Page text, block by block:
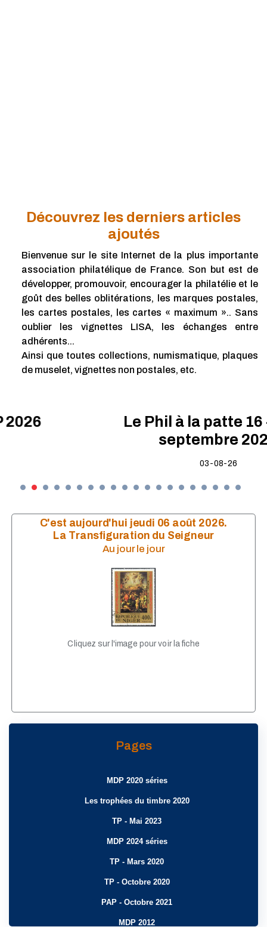
Découvrez les derniers articles
ajoutés
Bienvenue sur le site Internet de la plus importante
association philatélique de France. Son but est de
développer, promouvoir, encourager la philatélie et le
goût des belles oblitérations, les marques postales,
les cartes postales, les cartes « maximum ».. Sans
oublier les vignettes LISA, les échanges entre
adhérents...
Ainsi que toutes collections, numismatique, plaques
de muselet, vignettes non postales, etc.
Le Phil à la patte 16 - août-
septembre 2026
C'est aujourd'hui jeudi 06 août 2026.
La Transfiguration du Seigneur
Au jour le jour
Cliquez sur l'image pour voir la fiche
Pages
MDP 2020 séries
Les trophées du timbre 2020
TP - Mai 2023
MDP 2024 séries
TP - Mars 2020
TP - Octobre 2020
PAP - Octobre 2021
MDP 2012